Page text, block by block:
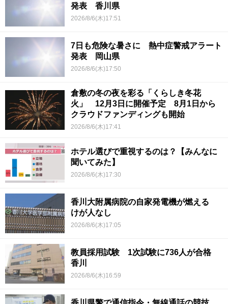
発表 香川県
2026/8/6(木)17:51
7日も危険な暑さに 熱中症警戒アラート
発表 岡山県
2026/8/6(木)17:50
倉敷の冬の夜を彩る「くらしき冬花
火」 12月3日に開催予定 8月1日から
クラウドファンディングも開始
2026/8/6(木)17:41
ホテル選びで重視するのは？【みんなに
聞いてみた】
2026/8/6(木)17:30
香川大附属病院の自家発電機が燃える
けが人なし
2026/8/6(木)17:05
教員採用試験 1次試験に736人が合格
香川
2026/8/6(木)16:59